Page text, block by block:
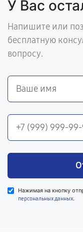
У Вас
Напишите или
бесплатную
вопросу.
Нажимая на кнопку
персональных данных.